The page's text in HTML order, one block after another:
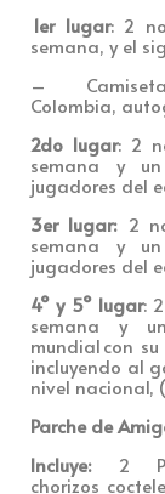
1er lugar: 2
semana, y el
–
Colombia,
2do lugar: 2
semana y
jugadores del
3er lugar:2
semana y
jugadores del
4° y 5° lugar:
semana y
mundial con su
incluyendo al
nivel nacional,
Parche de
Incluye:2
chorizos